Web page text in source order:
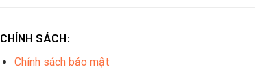
CHÍNH SÁCH:
Chính sách bảo mật